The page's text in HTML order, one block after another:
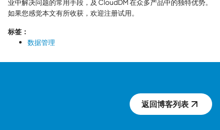
如果您感觉本文有所收获，欢迎注册试用。
标签：
数据管理
返回博客列表